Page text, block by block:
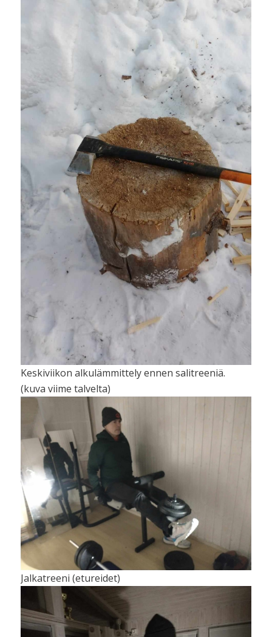
Keskiviikon alkulämmittely ennen salitreeniä.
(kuva viime talvelta)
Jalkatreeni (etureidet)